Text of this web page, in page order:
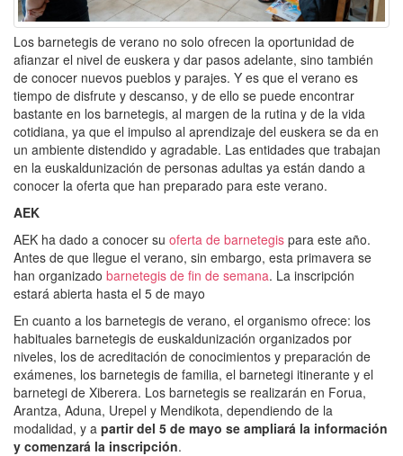
Los barnetegis de verano no solo ofrecen la oportunidad de
afianzar el nivel de euskera y dar pasos adelante, sino también
de conocer nuevos pueblos y parajes. Y es que el verano es
tiempo de disfrute y descanso, y de ello se puede encontrar
bastante en los barnetegis, al margen de la rutina y de la vida
cotidiana, ya que el impulso al aprendizaje del euskera se da en
un ambiente distendido y agradable. Las entidades que trabajan
en la euskaldunización de personas adultas ya están dando a
conocer la oferta que han preparado para este verano.
AEK
AEK ha dado a conocer su oferta de barnetegis para este año.
Antes de que llegue el verano, sin embargo, esta primavera se
han organizado barnetegis de fin de semana. La inscripción
estará abierta hasta el 5 de mayo
En cuanto a los barnetegis de verano, el organismo ofrece: los
habituales barnetegis de euskaldunización organizados por
niveles, los de acreditación de conocimientos y preparación de
exámenes, los barnetegis de familia, el barnetegi itinerante y el
barnetegi de Xiberera. Los barnetegis se realizarán en Forua,
Arantza, Aduna, Urepel y Mendikota, dependiendo de la
modalidad, y a partir del 5 de mayo se ampliará la información
y comenzará la inscripción.